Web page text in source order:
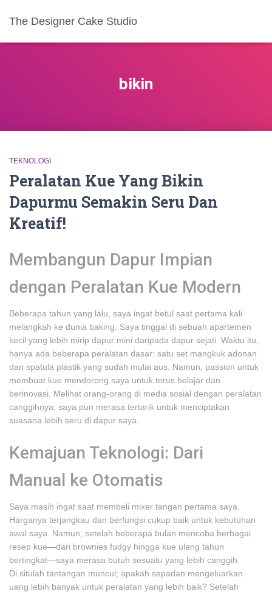
The Designer Cake Studio
bikin
TEKNOLOGI
Peralatan Kue Yang Bikin
Dapurmu Semakin Seru Dan
Kreatif!
Membangun Dapur Impian
dengan Peralatan Kue Modern
Beberapa tahun yang lalu, saya ingat betul saat pertama kali
melangkah ke dunia baking. Saya tinggal di sebuah apartemen
kecil yang lebih mirip dapur mini daripada dapur sejati. Waktu itu,
hanya ada beberapa peralatan dasar: satu set mangkuk adonan
dan spatula plastik yang sudah mulai aus. Namun, passion untuk
membuat kue mendorong saya untuk terus belajar dan
berinovasi. Melihat orang-orang di media sosial dengan peralatan
canggihnya, saya pun merasa tertarik untuk menciptakan
suasana lebih seru di dapur saya.
Kemajuan Teknologi: Dari
Manual ke Otomatis
Saya masih ingat saat membeli mixer tangan pertama saya.
Harganya terjangkau dan berfungsi cukup baik untuk kebutuhan
awal saya. Namun, setelah beberapa bulan mencoba berbagai
resep kue—dari brownies fudgy hingga kue ulang tahun
bertingkat—saya merasa butuh sesuatu yang lebih canggih.
Di situlah tantangan muncul; apakah sepadan mengeluarkan
uang lebih banyak untuk peralatan yang lebih baik? Setelah